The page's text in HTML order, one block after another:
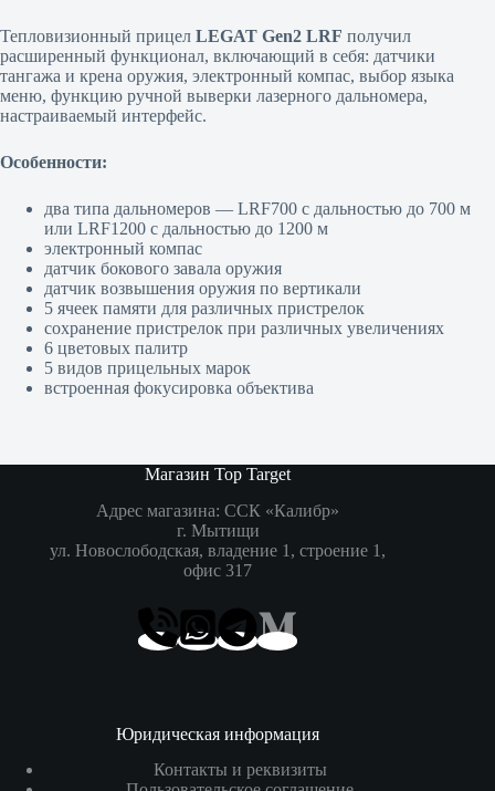
Тепловизионный прицел LEGAT Gen2 LRF получил
расширенный функционал, включающий в себя: датчики
тангажа и крена оружия, электронный компас, выбор языка
меню, функцию ручной выверки лазерного дальномера,
настраиваемый интерфейс.
Особенности:
два типа дальномеров — LRF700 с дальностью до 700 м
или LRF1200 с дальностью до 1200 м
электронный компас
датчик бокового завала оружия
датчик возвышения оружия по вертикали
5 ячеек памяти для различных пристрелок
сохранение пристрелок при различных увеличениях
6 цветовых палитр
5 видов прицельных марок
встроенная фокусировка объектива
Магазин Top Target
Адрес магазина: ССК «Калибр»
г. Мытищи
ул. Новослободская, владение 1, строение 1,
офис 317
Юридическая информация
Контакты и реквизиты